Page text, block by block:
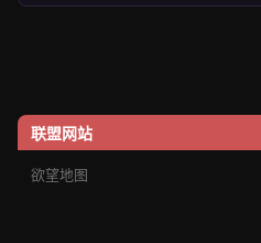
联盟网站
欲望地图